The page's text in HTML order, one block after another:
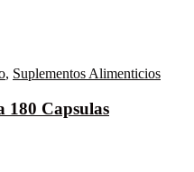
, Suplementos Alimenticios
Capsulas